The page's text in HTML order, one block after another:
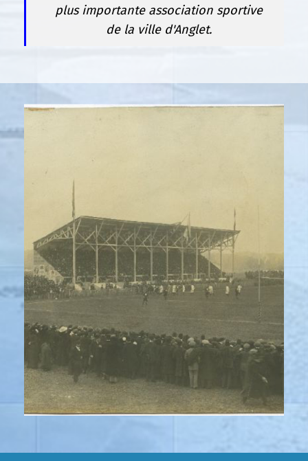
plus importante association sportive
de la ville d'Anglet.